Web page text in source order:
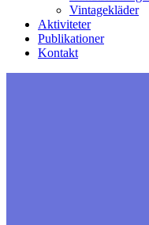
Vintagekläder
Aktiviteter
Publikationer
Kontakt